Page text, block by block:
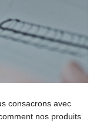
consacrons avec
nos produits